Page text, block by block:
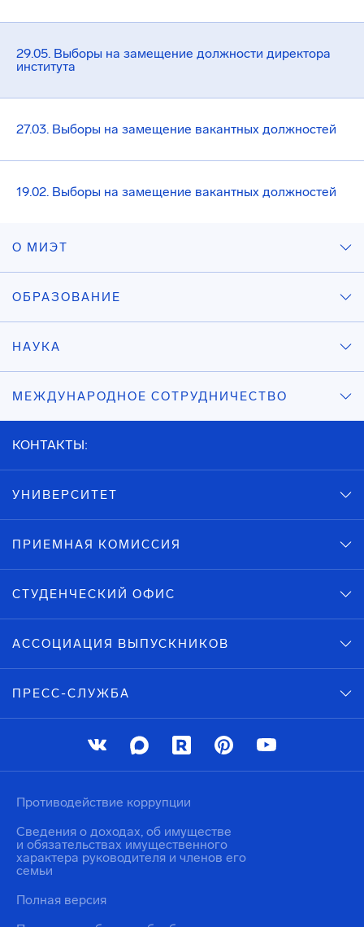
29.05. Выборы на замещение должности директора
института
27.03. Выборы на замещение вакантных должностей
19.02. Выборы на замещение вакантных должностей
О МИЭТ
ОБРАЗОВАНИЕ
НАУКА
МЕЖДУНАРОДНОЕ СОТРУДНИЧЕСТВО
КОНТАКТЫ:
УНИВЕРСИТЕТ
ПРИЕМНАЯ КОМИССИЯ
СТУДЕНЧЕСКИЙ ОФИС
АССОЦИАЦИЯ ВЫПУСКНИКОВ
ПРЕСС-СЛУЖБА
Противодействие коррупции
Сведения о доходах, об имуществе
и обязательствах имущественного
характера руководителя и членов его
семьи
Полная версия